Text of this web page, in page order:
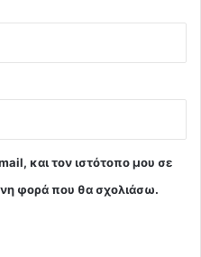
και τον ιστότοπο μου σε
φορά που θα σχολιάσω.